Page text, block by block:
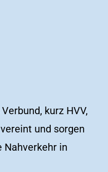
kurz HVV,
und sorgen
Nahverkehr in